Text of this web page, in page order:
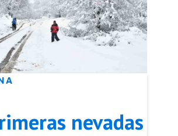
nevadas